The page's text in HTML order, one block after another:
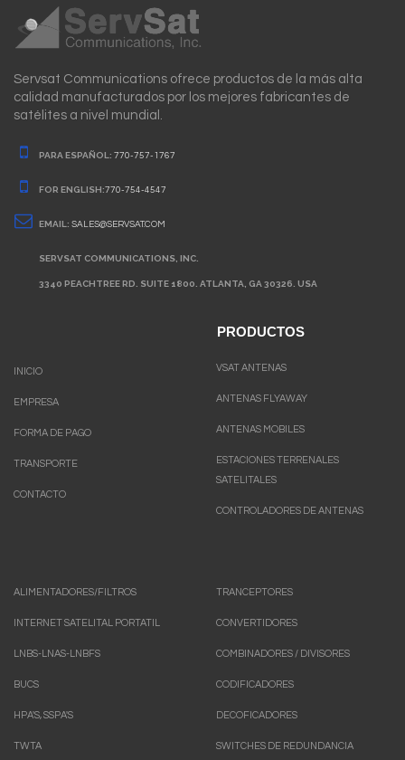
Servsat Communications ofrece productos de la más alta
calidad manufacturados por los mejores fabricantes de
satélites a nivel mundial.
PARA ESPAÑOL: 770-757-1767
FOR ENGLISH:770-754-4547
EMAIL: SALES@SERVSAT.COM
SERVSAT COMMUNICATIONS, INC.
3340 PEACHTREE RD. SUITE 1800. ATLANTA, GA 30326. USA
INICIO
EMPRESA
FORMA DE PAGO
TRANSPORTE
CONTACTO
PRODUCTOS
VSAT ANTENAS
ANTENAS FLYAWAY
ANTENAS MOBILES
ESTACIONES TERRENALES
SATELITALES
CONTROLADORES DE ANTENAS
ALIMENTADORES/FILTROS
INTERNET SATELITAL PORTATIL
LNBS-LNAS-LNBFS
BUCS
HPA'S, SSPA'S
TWTA
TRANCEPTORES
CONVERTIDORES
COMBINADORES / DIVISORES
CODIFICADORES
DECOFICADORES
SWITCHES DE REDUNDANCIA